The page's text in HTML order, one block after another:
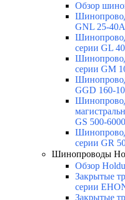
Обзор
GNL 25-40А
серии GL
серии GМ
GGD 160-
GS 500-
серии GR
Шинопроводы
Обзор
Закрытые
серии
Закрытые